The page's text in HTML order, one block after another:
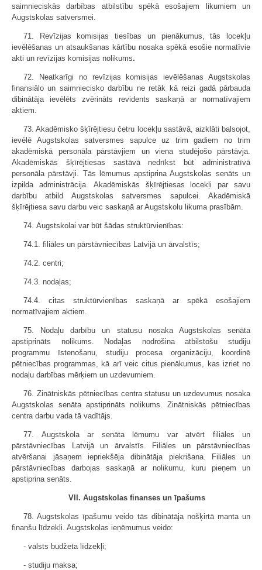
saimnieciskās darbības atbilstību spēkā esošajiem likumiem un
Augstskolas satversmei.
71. Revīzijas komisijas tiesības un pienākumus, tās locekļu
ievēlēšanas un atsaukšanas kārtību nosaka spēkā esošie normatīvie
akti un revīzijas komisijas nolikums.
72. Neatkarīgi no revīzijas komisijas ievēlēšanas Augstskolas
finansiālo un saim­niecisko darbību ne retāk kā reizi gadā pārbauda
dibinātāja ievēlēts zvērināts revidents saskaņā ar normatīvajiem
aktiem.
73. Akadēmisko šķīrējtiesu četru locekļu sastāvā, aizklāti balsojot,
ievēlē Augstskolas satversmes sapulce uz trim gadiem no trim
akadēmiskā personāla pārstāvjiem un viena studējošo pārstāvja.
Akadēmiskās šķīrējtiesas sastāvā nedrīkst būt administratīvā
personāla pārstāvji. Tās lēmumus apstiprina Augstskolas senāts un
izpilda administrācija. Akadēmiskās šķīrējtiesas locekļi par savu
darbību atbild Augstskolas satversmes sapulcei. Akadēmiskā
šķīrējtiesa savu darbu veic saskaņā ar Augstskolu likuma prasībām.
74. Augstskolai var būt šādas struktūrvienības:
74.1. filiāles un pārstāvniecības Latvijā un ārvalstīs;
74.2. centri;
74.3. nodaļas;
74.4. citas struktūrvienības saskaņā ar spēkā esošajiem
normatīvajiem aktiem.
75. Nodaļu darbību un statusu nosaka Augstskolas senāta
apstiprināts nolikums. Nodaļas nodrošina atbilstošu studiju
programmu īstenošanu, studiju procesa organizāciju, koordinē
pētniecības programmas, kā arī veic citus pienākumus, kas izriet no
nodaļu darbības mērķiem un uzdevumiem.
76. Zinātniskās pētniecības centra statusu un uzdevumus nosaka
Augstskolas senāta apstiprināts nolikums. Zinātniskās pētniecības
centra darbu vada tā vadītājs.
77. Augstskola ar senāta lēmumu var atvērt filiāles un
pārstāvniecības Latvijā un ārvalstīs. Filiāles un pārstāvniecības
atvēršanai jāsaņem iepriekšēja dibinātāja piekrišana. Filiāles un
pārstāvniecības darbojas saskaņā ar nolikumu, kuru pieņem un
apstiprina senāts.
VII. Augstskolas finanses un īpašums
78. Augstskolas īpašumu veido tās dibinātāja nošķirtā manta un
finanšu līdzekļi. Augstskolas ieņēmumus veido:
- valsts budžeta līdzekļi;
- studiju maksa;